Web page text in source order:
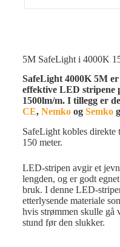
5M SafeLight i 4000K
SafeLight 4000K 5M
effektive LED stripene
1500lm/m. I tillegg er
CE, Nemkoog Semko
SafeLight kobles direkte
150 meter.
LED-stripen avgir et
lengden, og er godt
bruk. I denne LED-
etterlysende materiale
hvis strømmen skulle gå
stund før den slukker.